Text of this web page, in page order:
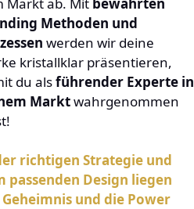
Methoden und
werden wir deine
kristallklar präsentieren,
du alsführender Experte in
Marktwahrgenommen
richtigen Strategie und
passenden Design liegen
Geheimnis und die Power